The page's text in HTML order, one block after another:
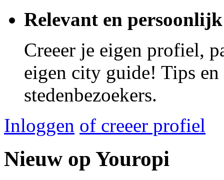
Relevant en persoonlijk
Creeer je eigen profiel,
eigen city guide! Tips
stedenbezoekers.
Inloggen of creeer profiel
Nieuw op Youropi